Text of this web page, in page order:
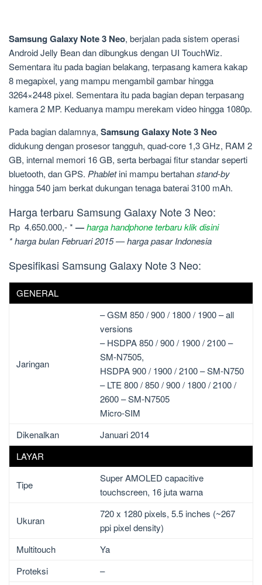
Samsung Galaxy Note 3 Neo, berjalan pada sistem operasi
Android Jelly Bean dan dibungkus dengan UI TouchWiz.
Sementara itu pada bagian belakang, terpasang kamera kakap
8 megapixel, yang mampu mengambil gambar hingga
3264×2448 pixel. Sementara itu pada bagian depan terpasang
kamera 2 MP. Keduanya mampu merekam video hingga 1080p.
Pada bagian dalamnya, Samsung Galaxy Note 3 Neo
didukung dengan prosesor tangguh, quad-core 1,3 GHz, RAM 2
GB, internal memori 16 GB, serta berbagai fitur standar seperti
bluetooth, dan GPS. Phabletini mampu bertahanstand-by
hingga 540 jam berkat dukungan tenaga baterai 3100 mAh.
Harga terbaru Samsung Galaxy Note 3 Neo:
Rp 4.650.000,- * —harga handphone terbaru klik disini
* harga bulan Februari 2015 — harga pasar Indonesia
Spesifikasi Samsung Galaxy Note 3 Neo:
GENERAL
Jaringan
– GSM 850 / 900 / 1800 / 1900 – all
versions
– HSDPA 850 / 900 / 1900 / 2100 –
SM-N7505,
HSDPA 900 / 1900 / 2100 – SM-N750
– LTE 800 / 850 / 900 / 1800 / 2100 /
2600 – SM-N7505
Micro-SIM
Dikenalkan
Januari 2014
LAYAR
Tipe
Super AMOLED capacitive
touchscreen, 16 juta warna
Ukuran
720 x 1280 pixels, 5.5 inches (~267
ppi pixel density)
Multitouch
Ya
Proteksi
–